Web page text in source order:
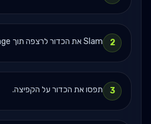
2 Slam את הכדור לרצפה תוך hip hinge נפץ.
3 תפסו את הכדור על הקפיצה.